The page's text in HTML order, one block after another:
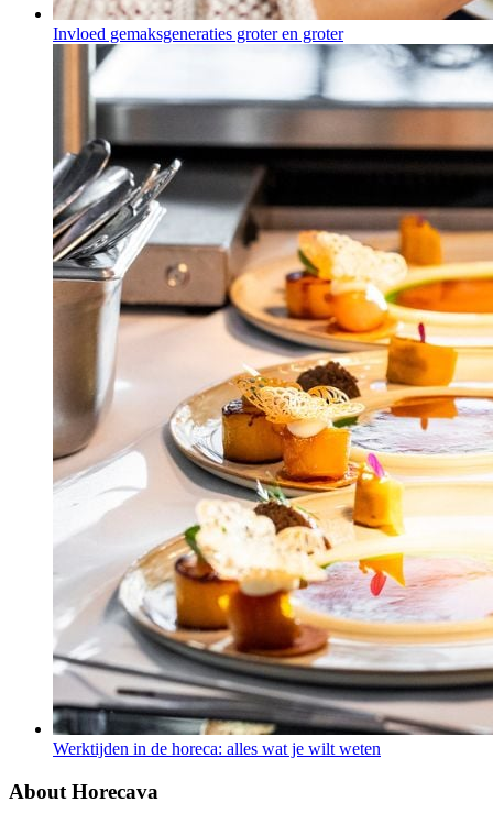
Invloed gemaksgeneraties groter en groter
Werktijden in de horeca: alles wat je wilt weten
About Horecava